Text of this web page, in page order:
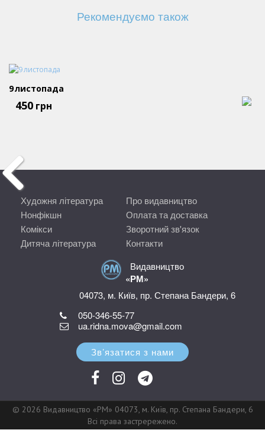
Рекомендуємо також
9 листопада
450 грн
Художня література
Нонфікшн
Комікси
Дитяча література
Про видавництво
Оплата та доставка
Зворотний зв'язок
Контакти
Видавництво
«РМ»
04073, м. Київ, пр. Степана Бандери, 6
050-346-55-77
ua.ridna.mova@gmail.com
Зв’язатися з нами
© 2026 Видавництво «РМ» 04073, м. Київ, пр. Степана Бандери, 6
Всі права застрережено.